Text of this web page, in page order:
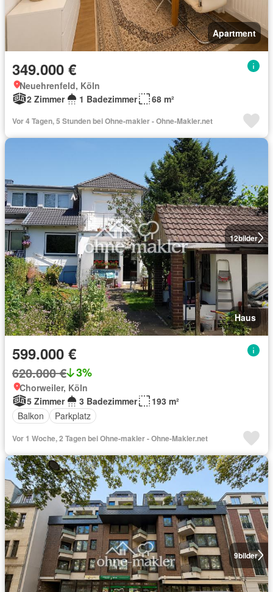
Apartment
349.000 €
Neuehrenfeld, Köln
2 Zimmer
1 Badezimmer 68 m²
Vor 4 Tagen, 5 Stunden bei Ohne-makler - Ohne-Makler.net
12bilder
Haus
599.000 €
620.000 € 3%
Chorweiler, Köln
5 Zimmer
3 Badezimmer
193 m²
Balkon
Parkplatz
Vor 1 Woche, 2 Tagen bei Ohne-makler - Ohne-Makler.net
9bilder